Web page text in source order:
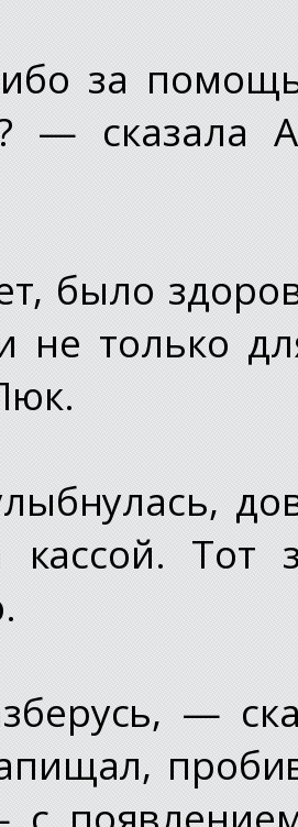
за
— сказала
было
не только
кассой. Тот
—